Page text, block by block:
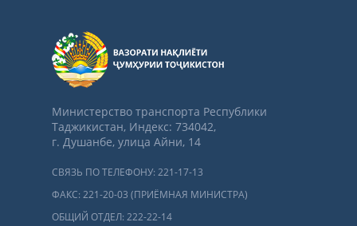
Министерство транспорта Республики
Таджикистан, Индекс: 734042,
г. Душанбе, улица Айни, 14
СВЯЗЬ ПО ТЕЛЕФОНУ: 221-17-13
ФАКС: 221-20-03 (ПРИЁМНАЯ МИНИСТРА)
ОБЩИЙ ОТДЕЛ: 222-22-14